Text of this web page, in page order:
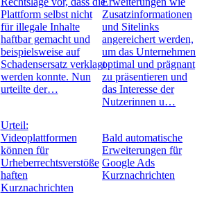
Plattform selbst nicht
für illegale Inhalte
haftbar gemacht und
beispielsweise auf
Schadensersatz verklagt
werden konnte. Nun
urteilte der…
Urteil:
Videoplattformen
können für
Urheberrechtsverstöße
haften
Kurznachrichten
Zusatzinformationen
und Sitelinks
angereichert werden,
um das Unternehmen
optimal und prägnant
zu präsentieren und
das Interesse der
Nutzerinnen u…
Bald automatische
Erweiterungen für
Google Ads
Kurznachrichten